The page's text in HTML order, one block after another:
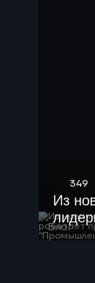
Блог
349
Из